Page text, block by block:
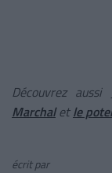
Découvrez aussi
Marchaletle
écrit par